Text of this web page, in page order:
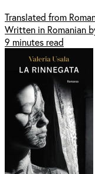
Translated from
Written in Romanian
9 minutes read